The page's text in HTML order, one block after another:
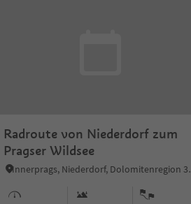
Radroute von Niederdorf zum
Pragser Wildsee